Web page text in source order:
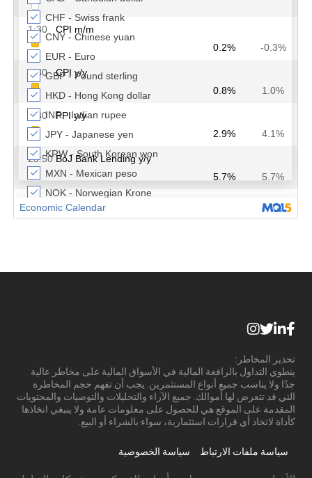
تحذير المخاطر:
ينطوي التداول بالرافعة المالية في الأسواق المالية على مخاطر عالية
جدًا ولا يناسب جميع أنواع المستثمرين. يجب أن تفهم حجم المخاطرة
التي قد تتعرض لها أموالك. جميع الآراء والتحليلات والتوصيات والمحتويات
المقدمة على الموقع هي للحصول على معلومات عامة ولا ينبغي اتخاذها
كأداة لاتخاذ أي قرارات استثمارية، سواء بالشراء أو البيع.
سياسة ملفات الارتباط سياسة الخصوصية